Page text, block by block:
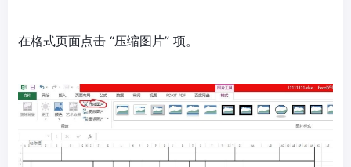
在格式页面点击 “压缩图片” 项。